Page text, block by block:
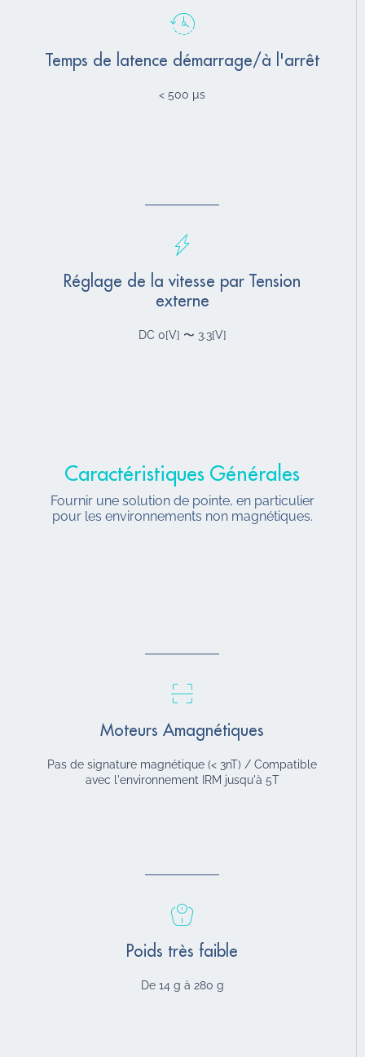
Temps de latence démarrage/à l'arrêt
< 500 µs
Réglage de la vitesse par Tension
externe
DC 0[V] 〜 3.3[V]
Caractéristiques Générales
Fournir une solution de pointe, en particulier
pour les environnements non magnétiques.
Moteurs Amagnétiques
Pas de signature magnétique (< 3nT) / Compatible
avec l'environnement IRM jusqu'à 5T
Poids très faible
De 14 g à 280 g